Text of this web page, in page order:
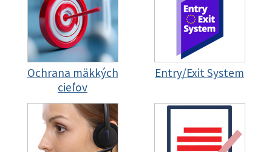
Ochrana mäkkých
cieľov
Entry/Exit System